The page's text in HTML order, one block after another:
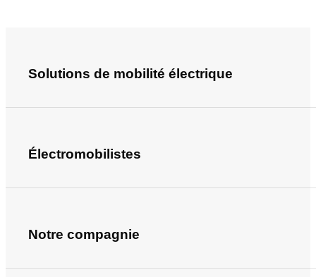
Solutions de mobilité électrique
Électromobilistes
Notre compagnie